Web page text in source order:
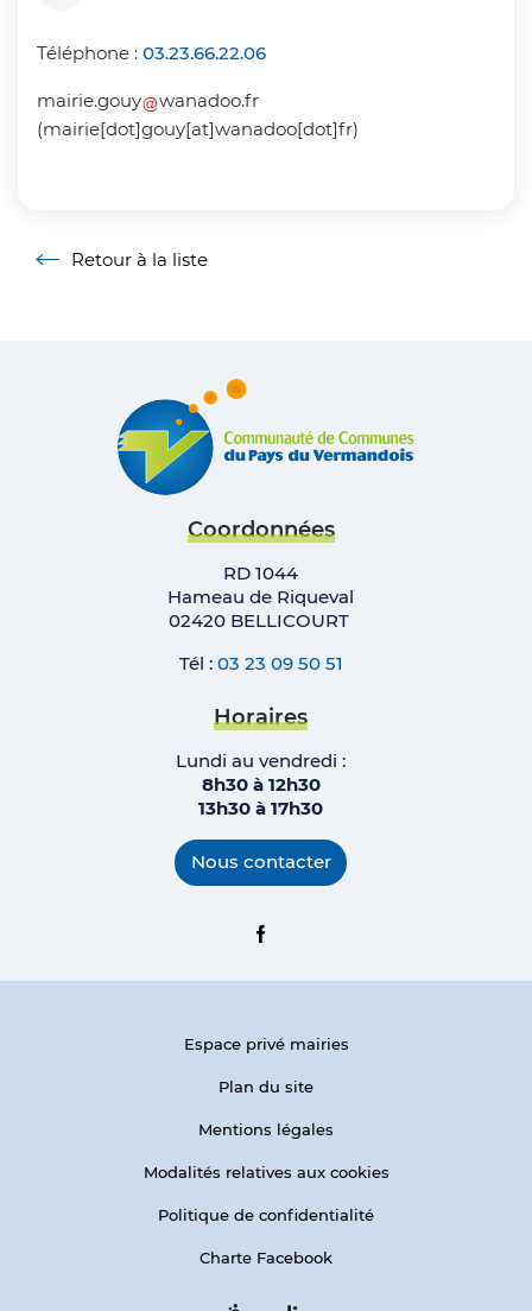
Téléphone : 03.23.66.22.06
mairie.gouy wanadoo.fr
(mairie[dot]gouy[at]wanadoo[dot]fr)
Retour à la liste
Retour à la liste
Coordonnées
RD 1044
Hameau de Riqueval
02420 BELLICOURT
Tél : 03 23 09 50 51
Horaires
Lundi au vendredi :
8h30 à 12h30
13h30 à 17h30
Nous contacter
Espace privé mairies
Plan du site
Mentions légales
Modalités relatives aux cookies
Politique de confidentialité
Charte Facebook